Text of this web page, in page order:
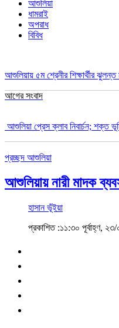
আশুলিয়া
ধামরাই
অপরাধ
বিবিধ
আশুলিয়ায় ৫ম শ্রেনীর শিক্ষার্থীর
আগের সংবাদ
আশুলিয়া প্রেস ক্লাব নিবার্চন; শক্ত
প্রচ্ছদ আশুলিয়া
আশুলিয়ায় নারী মাদক
হাসান ভূঁইয়া
প্রকাশিত :১১:৩০ পূর্বাহ্ণ,